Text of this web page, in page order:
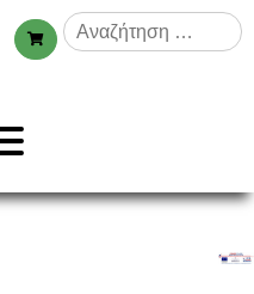
Αναζήτηση
για: